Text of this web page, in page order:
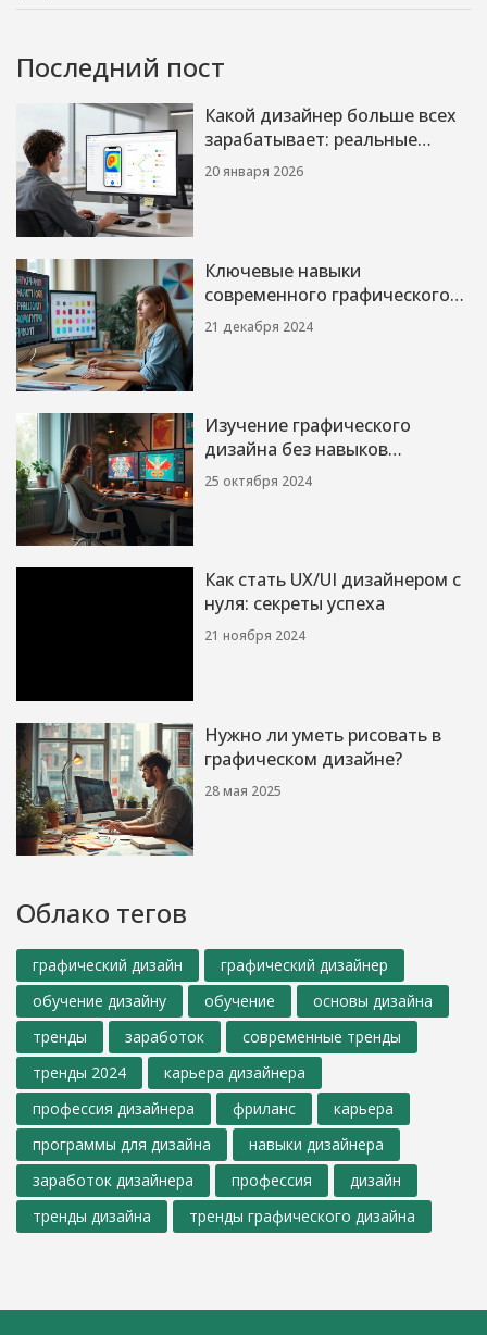
Последний пост
Какой дизайнер больше всех
зарабатывает: реальные
цифры по специализациям
20 января 2026
Ключевые навыки
современного графического
дизайнера
21 декабря 2024
Изучение графического
дизайна без навыков
рисования
25 октября 2024
Как стать UX/UI дизайнером с
нуля: секреты успеха
21 ноября 2024
Нужно ли уметь рисовать в
графическом дизайне?
28 мая 2025
Облако тегов
графический дизайн
графический дизайнер
обучение дизайну
обучение
основы дизайна
тренды
заработок
современные тренды
тренды 2024
карьера дизайнера
профессия дизайнера
фриланс
карьера
программы для дизайна
навыки дизайнера
заработок дизайнера
профессия
дизайн
тренды дизайна
тренды графического дизайна